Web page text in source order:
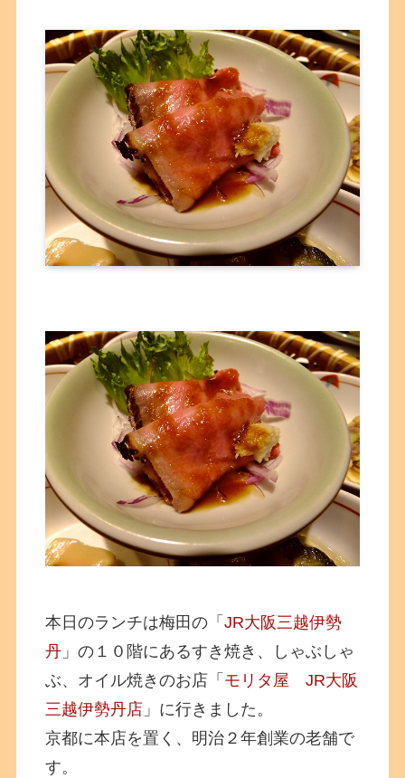
本日のランチは梅田の「JR大阪三越伊勢
丹 」の１０階にあるすき焼き、しゃぶしゃ
ぶ、オイル焼きのお店「 モリタ屋 JR大阪
三越伊勢丹店 」に行きました。
京都に本店を置く、明治２年創業の老舗で
す。